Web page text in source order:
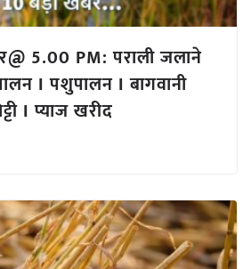
5.00 PM: पराली जलाने
I पशुपालन I बागवानी
I प्याज खरीद